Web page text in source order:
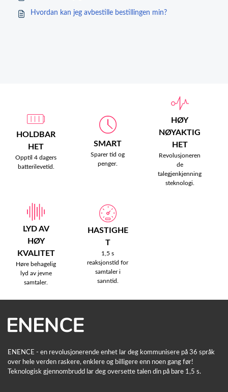
Hvordan kan jeg avbestille bestillingen min?
HOLDBAR
HET
Opptil 4 dagers
batterilevetid.
SMART
Sparer tid og
penger.
HØY
NØYAKTIG
HET
Revolusjoneren
de
talegjenkjenning
steknologi.
LYD AV
HØY
KVALITET
Høre behagelig
lyd av jevne
samtaler.
HASTIGHE
T
1,5 s
reaksjonstid for
samtaler i
sanntid.
ENENCE - en revolusjonerende enhet lar deg kommunisere på 36 språk
over hele verden raskere, enklere og billigere enn noen gang før!
Teknologisk gjennombrudd lar deg oversette talen din på bare 1,5 s.